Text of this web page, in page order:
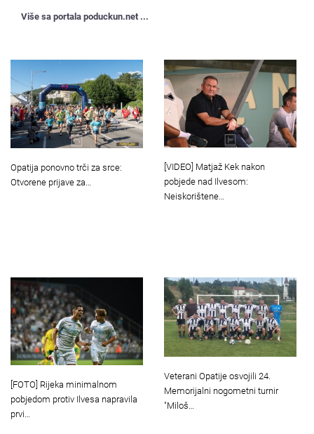
Više sa portala poduckun.net ...
Opatija ponovno trči za srce:
Otvorene prijave za…
[VIDEO] Matjaž Kek nakon
pobjede nad Ilvesom:
Neiskorištene…
[FOTO] Rijeka minimalnom
pobjedom protiv Ilvesa napravila
prvi…
Veterani Opatije osvojili 24.
Memorijalni nogometni turnir
"Miloš…